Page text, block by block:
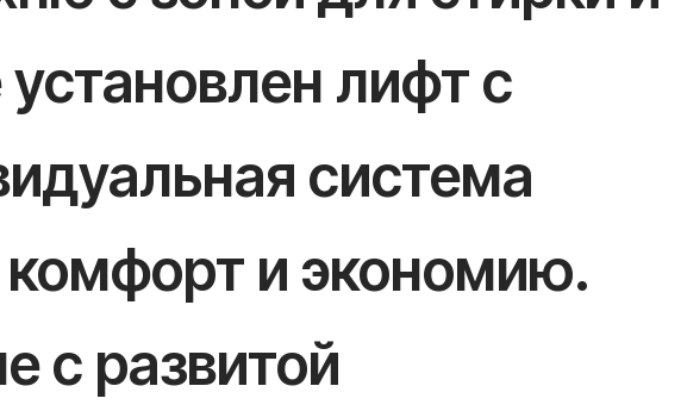
лифт с
система
комфорт и экономию.
с развитой